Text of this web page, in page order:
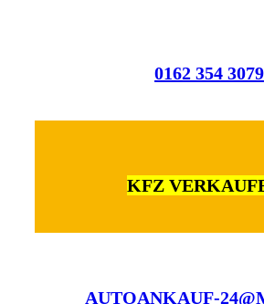
0162 354 3079
KFZ
AUTOANKAUF-